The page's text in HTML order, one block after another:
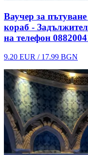
Ваучер за
кораб -
на телефон
9.20 EUR / 17.99 BGN